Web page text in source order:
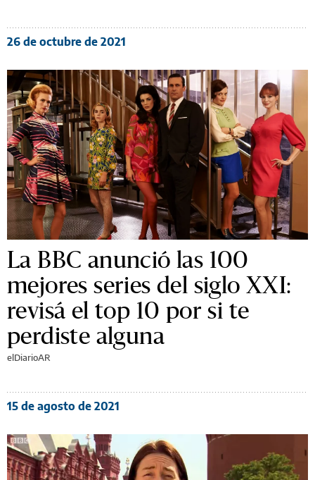
26 de octubre de 2021
La BBC anunció las 100
mejores series del siglo XXI:
revisá el top 10 por si te
perdiste alguna
elDiarioAR
15 de agosto de 2021